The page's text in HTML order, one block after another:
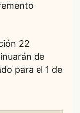
22
de
para el 1 de